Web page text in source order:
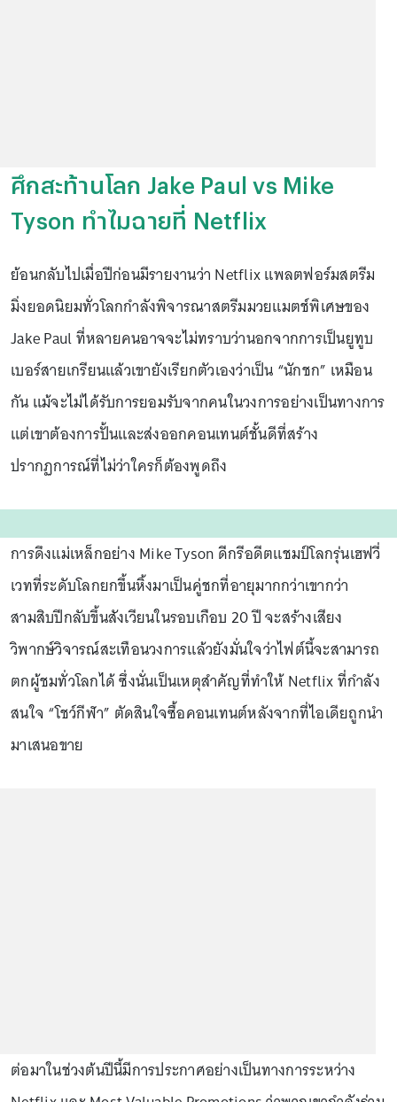
ศึกสะท้านโลก Jake Paul vs Mike
Tyson ทำไมฉายที่ Netflix
ย้อนกลับไปเมื่อปีก่อนมีรายงานว่า Netflix แพลตฟอร์มสตรีม
มิ่งยอดนิยมทั่วโลกกำลังพิจารณาสตรีมมวยแมตช์พิเศษของ
Jake Paul ที่หลายคนอาจจะไม่ทราบว่านอกจากการเป็นยูทูบ
เบอร์สายเกรียนแล้วเขายังเรียกตัวเองว่าเป็น “นักชก” เหมือน
กัน แม้จะไม่ได้รับการยอมรับจากคนในวงการอย่างเป็นทางการ
แต่เขาต้องการปั้นและส่งออกคอนเทนต์ชั้นดีที่สร้าง
ปรากฏการณ์ที่ไม่ว่าใครก็ต้องพูดถึง
การดึงแม่เหล็กอย่าง Mike Tyson ดีกรีอดีตแชมป์โลกรุ่นเฮฟวี่
เวทที่ระดับโลกยกขึ้นหิ้งมาเป็นคู่ชกที่อายุมากกว่าเขากว่า
สามสิบปีกลับขึ้นสังเวียนในรอบเกือบ 20 ปี จะสร้างเสียง
วิพากษ์วิจารณ์สะเทือนวงการแล้วยังมั่นใจว่าไฟต์นี้จะสามารถ
ตกผู้ชมทั่วโลกได้ ซึ่งนั่นเป็นเหตุสำคัญที่ทำให้ Netflix ที่กำลัง
สนใจ “โชว์กีฬา” ตัดสินใจซื้อคอนเทนต์หลังจากที่ไอเดียถูกนำ
มาเสนอขาย
ต่อมาในช่วงต้นปีนี้มีการประกาศอย่างเป็นทางการระหว่าง